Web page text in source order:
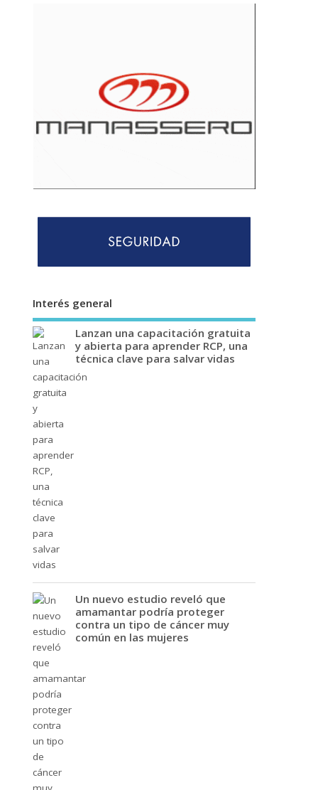
Interés general
Lanzan una capacitación gratuita
y abierta para aprender RCP, una
técnica clave para salvar vidas
Un nuevo estudio reveló que
amamantar podría proteger
contra un tipo de cáncer muy
común en las mujeres